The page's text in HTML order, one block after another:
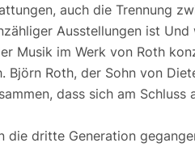
auch die Trennung
Ausstellungen ist
Musik im Werk von Roth
Björn Roth, der Sohn von
dass sich am Schluss
die dritte Generation